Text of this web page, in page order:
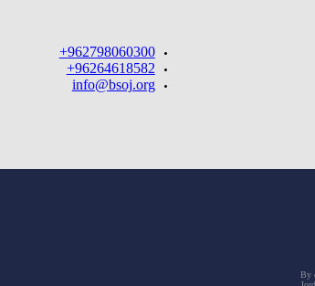
962798060300+
96264618582+
info@bsoj.org
By